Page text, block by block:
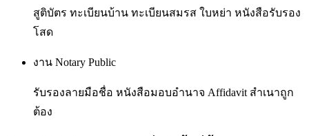
สูติบัตร ทะเบียนบ้าน ทะเบียนสมรส ใบหย่า หนังสือรับรอง
โสด
งาน Notary Public
รับรองลายมือชื่อ หนังสือมอบอำนาจ Affidavit สำเนาถูก
ต้อง